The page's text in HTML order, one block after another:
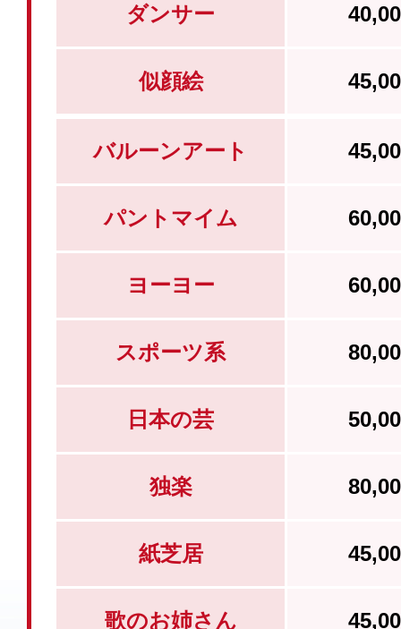
ダンサー
似顔絵
バルーンアート
パントマイム
ヨーヨー
スポーツ系
日本の芸
独楽
紙芝居
歌のお姉さん